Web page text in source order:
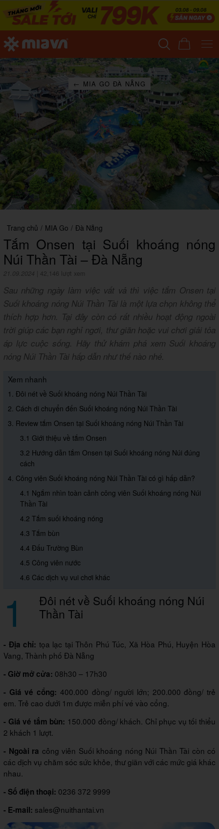
← MIA GO ĐÀ NẴNG
Trang chủ / MIA Go / Đà Nẵng
Tắm Onsen tại Suối khoáng nóng
Núi Thần Tài – Đà Nẵng
21.09.2024 42,146 lượt xem
Sau những ngày làm việc vất vả thì việc tắm Onsen tại
Suối khoáng nóng Núi Thần Tài là một lựa chọn không thể
thích hợp hơn. Tại đây còn có rất nhiều hoạt động ngoài
trời giúp các bạn nghỉ ngơi, thư giãn hoặc vui chơi giải tỏa
áp lực cuộc sống. Hãy thử khám phá xem Suối khoáng
nóng Núi Thần Tài hấp dẫn như thế nào nhé.
Xem nhanh
1. Đôi nét về Suối khoáng nóng Núi Thần Tài
2. Cách di chuyển đến Suối khoáng nóng Núi Thần Tài
3. Review tắm Onsen tại Suối khoáng nóng Núi Thần Tài
3.1 Giới thiệu về tắm Onsen
3.2 Hướng dẫn tắm Onsen tại Suối khoáng nóng Núi đúng
cách
4. Công viên Suối khoáng nóng Núi Thần Tài có gì hấp dẫn?
4.1 Ngắm nhìn toàn cảnh công viên Suối khoáng nóng Núi
Thần Tài
4.2 Tắm suối khoáng nóng
4.3 Tắm bùn
4.4 Đấu Trường Bùn
4.5 Công viên nước
4.6 Các dịch vụ vui chơi khác
1 Đôi nét về Suối khoáng nóng Núi
Thần Tài
- Địa chỉ: tọa lạc tại Thôn Phú Túc, Xã Hòa Phú, Huyện Hòa
Vang, Thành phố Đà Nẵng
- Giờ mở cửa: 08h30 – 17h30
- Giá vé cổng: 400.000 đồng/ người lớn; 200.000 đồng/ trẻ
em. Trẻ cao dưới 1m được miễn phí vé vào cổng.
- Giá vé tắm bùn: 150.000 đồng/ khách. Chỉ phục vụ tối thiểu
2 khách 1 lượt.
- Ngoài ra công viên Suối khoáng nóng Núi Thần Tài còn có
các dịch vụ chăm sóc sức khỏe, thư giãn với các mức giá khác
nhau.
- Số điện thoại: 0236 372 9999
- E-mail: sales@nuithantai.vn